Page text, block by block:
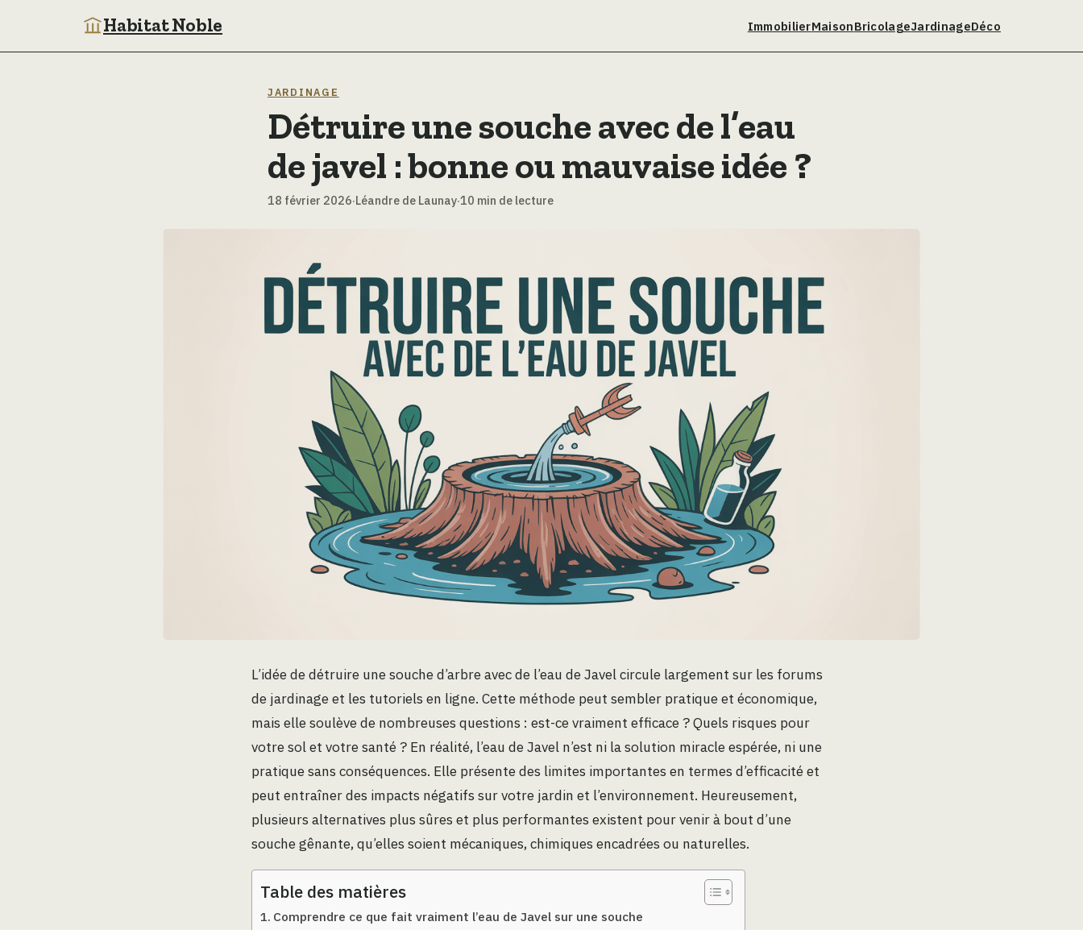
Habitat Noble ImmobilierMaisonBricolageJardinageDéco
JARDINAGE
Détruire une souche avec de l’eau
de javel : bonne ou mauvaise idée ?
18 février 2026·Léandre de Launay·10 min de lecture
L’idée de détruire une souche d’arbre avec de l’eau de Javel circule largement sur les forums
de jardinage et les tutoriels en ligne. Cette méthode peut sembler pratique et économique,
mais elle soulève de nombreuses questions : est-ce vraiment efficace ? Quels risques pour
votre sol et votre santé ? En réalité, l’eau de Javel n’est ni la solution miracle espérée, ni une
pratique sans conséquences. Elle présente des limites importantes en termes d’efficacité et
peut entraîner des impacts négatifs sur votre jardin et l’environnement. Heureusement,
plusieurs alternatives plus sûres et plus performantes existent pour venir à bout d’une
souche gênante, qu’elles soient mécaniques, chimiques encadrées ou naturelles.
Table des matières
Comprendre ce que fait vraiment l’eau de Javel sur une souche